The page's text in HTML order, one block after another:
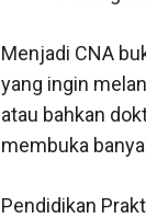
Menjadi CNA
yang ingin
atau bahkan
membuka
Pendidikan